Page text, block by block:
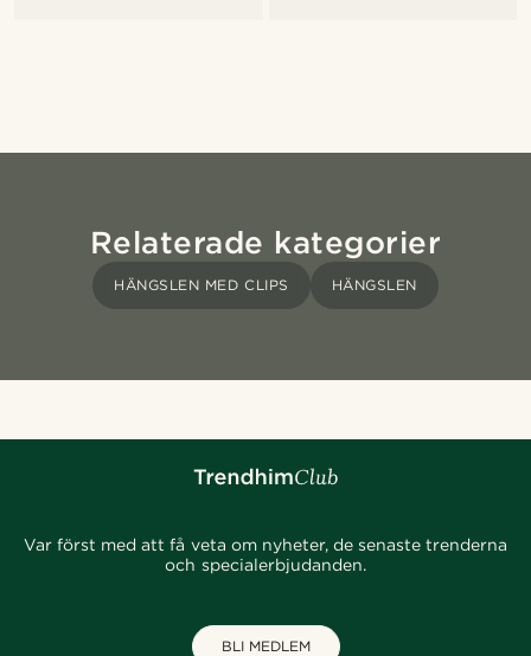
Relaterade kategorier
HÄNGSLEN MED CLIPS HÄNGSLEN
Var först med att få veta om nyheter, de senaste trenderna
och specialerbjudanden.
BLI MEDLEM